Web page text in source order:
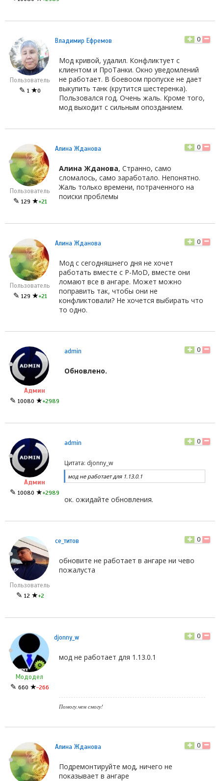
Пользователь
✎ 1 ★0
Владимир Ефремов 0
Мод кривой, удалил. Конфликтует с
клиентом и ПроТанки. Окно уведомлений
не работает. В боевоом пропуске не дает
выкупить танк (крутится шестеренка).
Пользовался год. Очень жаль. Кроме того,
мод выходит с сильным опозданием.
Пользователь
✎ 129 ★+21
Алина Жданова 0
Алина Жданова, Странно, само
сломалось, само заработало. Непонятно.
Жаль только времени, потраченного на
поиски проблемы
Пользователь
✎ 129 ★+21
Алина Жданова 0
Мод с сегодняшнего дня не хочет
работать вместе с P-MoD, вместе они
ломают все в ангаре. Может можно
поправить так, чтобы они не
конфликтовали? Не хочется выбирать что
то одно.
Админ
✎ 10080 ★+2989
admin 0
Обновлено.
Админ
✎ 10080 ★+2989
admin 0
Цитата: djonny_w
мод не работает для 1.13.0.1
ок. ожидайте обновления.
Пользователь
✎ 12 ★+2
се_титов 0
обновите не работает в ангаре ни чево
пожалуста
Мододел
✎ 660 ★-266
djonny_w 0
мод не работает для 1.13.0.1
Помогу,чем смогу!
Алина Жданова 0
Подремонтируйте мод, ничего не
показывает в ангаре